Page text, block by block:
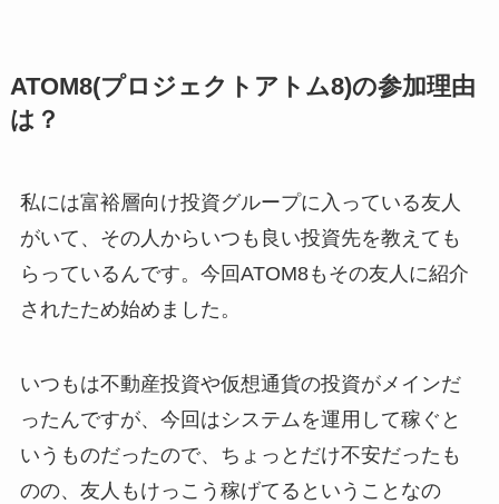
ATOM8(プロジェクトアトム8)の参加理由
は？
私には富裕層向け投資グループに入っている友人
がいて、その人からいつも良い投資先を教えても
らっているんです。今回ATOM8もその友人に紹介
されたため始めました。
いつもは不動産投資や仮想通貨の投資がメインだ
ったんですが、今回はシステムを運用して稼ぐと
いうものだったので、ちょっとだけ不安だったも
のの、友人もけっこう稼げてるということなの